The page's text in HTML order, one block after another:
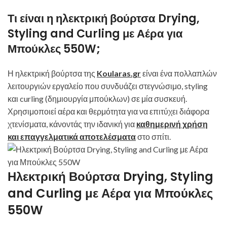
Τι είναι η ηλεκτρική βούρτσα Drying,
Styling and Curling με Αέρα για
Μπούκλες 550W;
Η ηλεκτρική βούρτσα της Koularas.grείναι ένα πολλαπλών
λειτουργιών εργαλείο που συνδυάζει στεγνώσιμο, styling
και curling (δημιουργία μπούκλων) σε μία συσκευή.
Χρησιμοποιεί αέρα και θερμότητα για να επιτύχει διάφορα
χτενίσματα, κάνοντάς την ιδανική για καθημερινή χρήση
και επαγγελματικά αποτελέσματαστο σπίτι.
Ηλεκτρική Βούρτσα Drying, Styling
and Curling με Αέρα για Μπούκλες
550W